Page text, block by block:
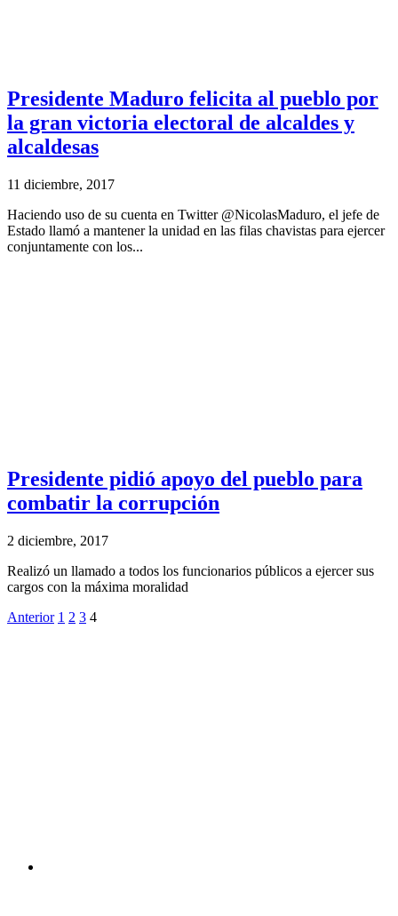
Presidente Maduro felicita al pueblo por
la gran victoria electoral de alcaldes y
alcaldesas
11 diciembre, 2017
Haciendo uso de su cuenta en Twitter @NicolasMaduro, el jefe de
Estado llamó a mantener la unidad en las filas chavistas para ejercer
conjuntamente con los...
Presidente pidió apoyo del pueblo para
combatir la corrupción
2 diciembre, 2017
Realizó un llamado a todos los funcionarios públicos a ejercer sus
cargos con la máxima moralidad
Anterior 1 2 3 4